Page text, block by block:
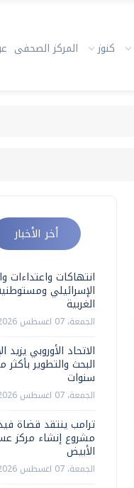
كنوز المركز الصحفى
أخر الأخبار
انتهاكات واعتداءات
الإسرائيلي
الغربية
الجمعة، 07 اغسطس 2026 10:19 م
الاتحاد الأوروبي
سنوات
الجمعة، 07 اغسطس 2026 09:42 م
ترامب ينتقد قضاة
مشروع إنشاء مركز
الأبيض
الجمعة، 07 اغسطس 2026 09:39 م